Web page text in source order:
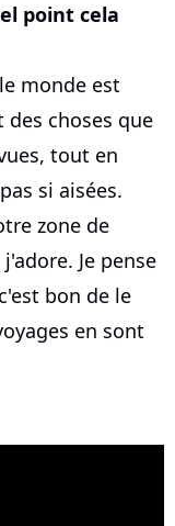
point cela
monde est
choses que
tout en
si aisées.
zone de
Je pense
bon de le
en sont